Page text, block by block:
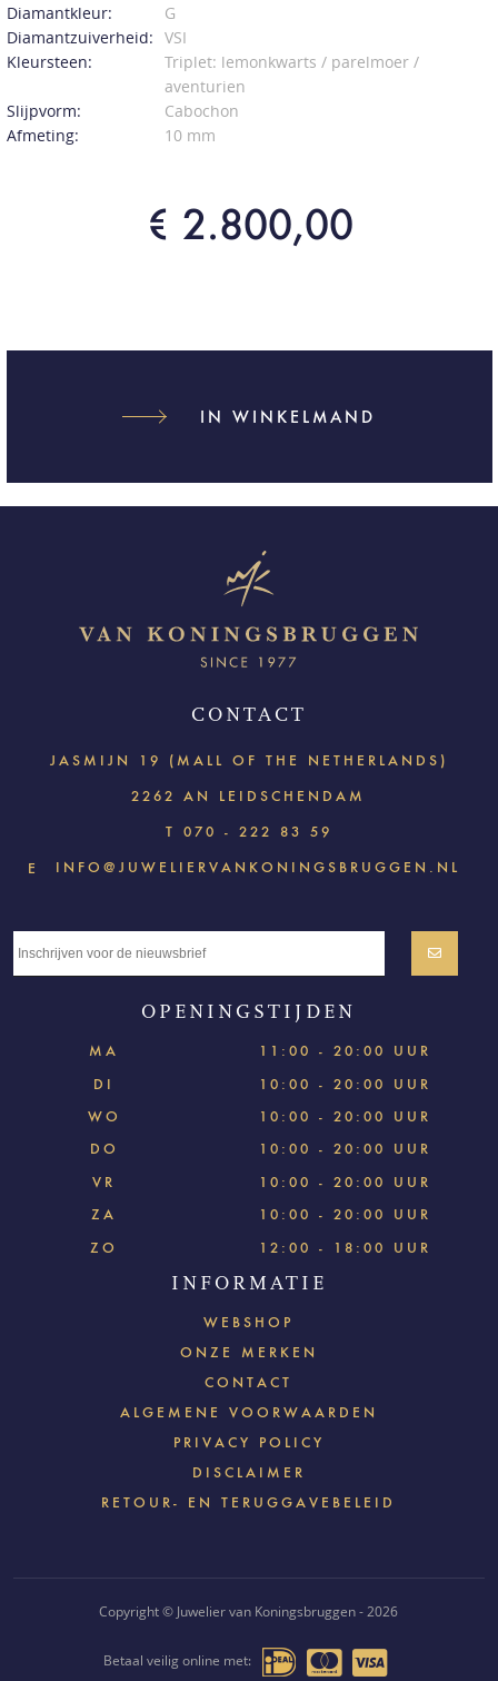
Diamantkleur:
G
Diamantzuiverheid: VSI
Kleursteen:
Triplet: lemonkwarts / parelmoer /
aventurien
Slijpvorm:
Cabochon
Afmeting:
10 mm
€ 2.800,00
IN WINKELMAND
CONTACT
JASMIJN 19 (MALL OF THE NETHERLANDS)
2262 AN LEIDSCHENDAM
T 070 - 222 83 59
E INFO@JUWELIERVANKONINGSBRUGGEN.NL
OPENINGSTIJDEN
MA
11:00 - 20:00 UUR
DI
10:00 - 20:00 UUR
WO
10:00 - 20:00 UUR
DO
10:00 - 20:00 UUR
VR
10:00 - 20:00 UUR
ZA
10:00 - 20:00 UUR
ZO
12:00 - 18:00 UUR
INFORMATIE
WEBSHOP
ONZE MERKEN
CONTACT
ALGEMENE VOORWAARDEN
PRIVACY POLICY
DISCLAIMER
RETOUR- EN TERUGGAVEBELEID
Copyright © Juwelier van Koningsbruggen - 2026
Betaal veilig online met: